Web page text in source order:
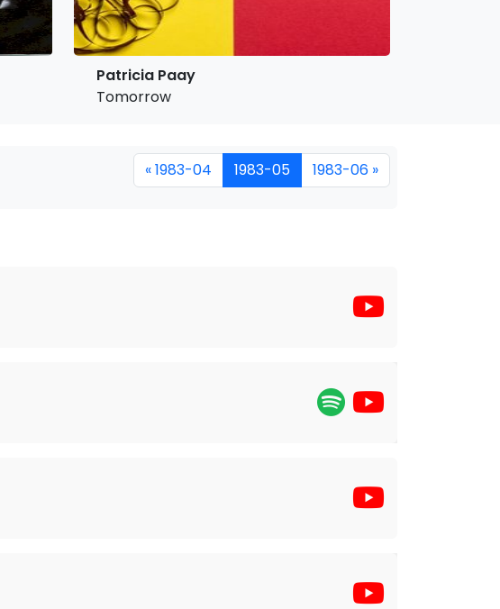
Patricia Paay
Tomorrow
« 1983-04 1983-05 1983-06 »